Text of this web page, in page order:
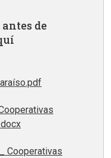
de
Cooperativas